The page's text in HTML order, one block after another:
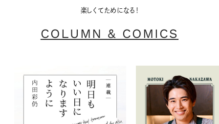
楽しくてためになる！
COLUMN & COMICS